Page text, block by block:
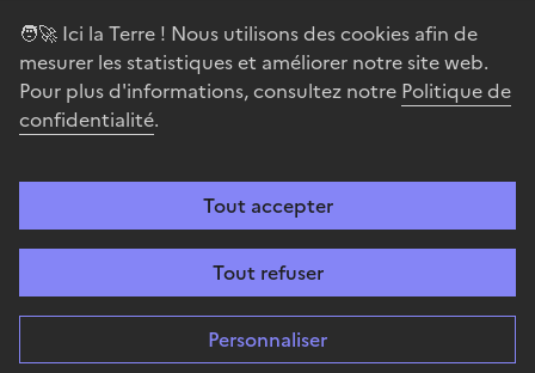
🧑‍🚀 Ici la Terre ! Nous utilisons des cookies afin de
mesurer les statistiques et améliorer notre site web.
Pour plus d'informations, consultez notre Politique de
confidentialité.
Tout accepter
Tout refuser
Personnaliser
en œuvre sa stratégie spatiale.
legifrance.gouv.fr
gouvernement.fr
Accessibilité : partiellement conforme Mentions légales
Gestion des cookies
Sauf mention explicite de propriété intellectuelle détenue par des tiers,